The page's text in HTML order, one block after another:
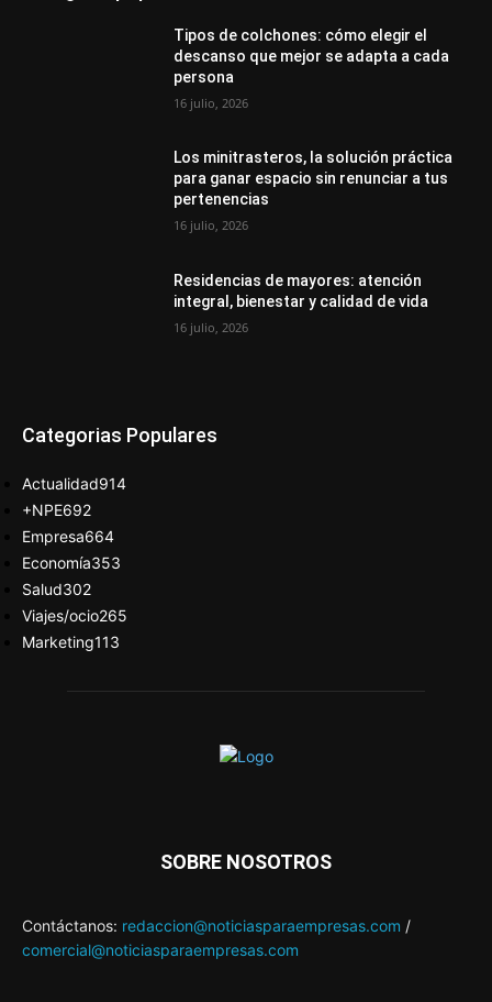
Tipos de colchones: cómo elegir el
descanso que mejor se adapta a cada
persona
16 julio, 2026
Los minitrasteros, la solución práctica
para ganar espacio sin renunciar a tus
pertenencias
16 julio, 2026
Residencias de mayores: atención
integral, bienestar y calidad de vida
16 julio, 2026
Categorias Populares
Actualidad914
+NPE692
Empresa664
Economía353
Salud302
Viajes/ocio265
Marketing113
SOBRE NOSOTROS
Contáctanos: redaccion@noticiasparaempresas.com /
comercial@noticiasparaempresas.com